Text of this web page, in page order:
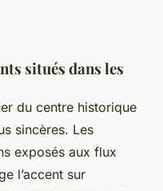
situés dans les
du centre historique
sincères. Les
exposés aux flux
l’accent sur